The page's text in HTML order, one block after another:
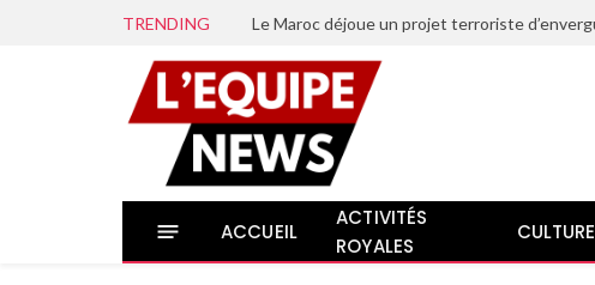
TRENDING
ACCUEIL
ACTIVITÉS
ROYALES
CULTURE